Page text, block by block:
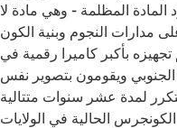
المظلمة - وهي مادة لا
بأكبر كاميرا رقمية في
ويقومون بتصوير نفس
- أي ثلاثة أضعاف سعة تخزين مكتبة الكونجرس الحالية في الولايات